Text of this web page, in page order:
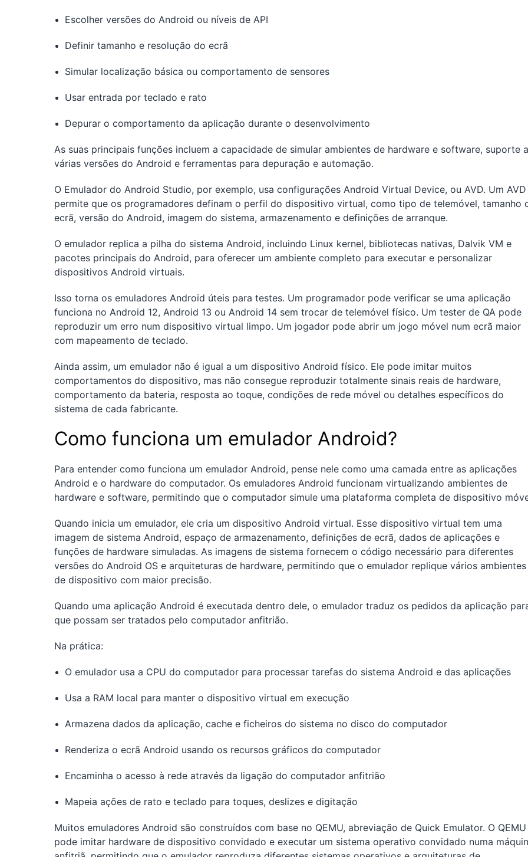
Escolher versões do Android ou níveis de API
Definir tamanho e resolução do ecrã
Simular localização básica ou comportamento de sensores
Usar entrada por teclado e rato
Depurar o comportamento da aplicação durante o desenvolvimento
As suas principais funções incluem a capacidade de simular ambientes de hardware e software, suporte a
várias versões do Android e ferramentas para depuração e automação.
O Emulador do Android Studio, por exemplo, usa configurações Android Virtual Device, ou AVD. Um AVD
permite que os programadores definam o perfil do dispositivo virtual, como tipo de telemóvel, tamanho
ecrã, versão do Android, imagem do sistema, armazenamento e definições de arranque.
O emulador replica a pilha do sistema Android, incluindo Linux kernel, bibliotecas nativas, Dalvik VM e
pacotes principais do Android, para oferecer um ambiente completo para executar e personalizar
dispositivos Android virtuais.
Isso torna os emuladores Android úteis para testes. Um programador pode verificar se uma aplicação
funciona no Android 12, Android 13 ou Android 14 sem trocar de telemóvel físico. Um tester de QA pode
reproduzir um erro num dispositivo virtual limpo. Um jogador pode abrir um jogo móvel num ecrã maior
com mapeamento de teclado.
Ainda assim, um emulador não é igual a um dispositivo Android físico. Ele pode imitar muitos
comportamentos do dispositivo, mas não consegue reproduzir totalmente sinais reais de hardware,
comportamento da bateria, resposta ao toque, condições de rede móvel ou detalhes específicos do
sistema de cada fabricante.
Como funciona um emulador Android?
Para entender como funciona um emulador Android, pense nele como uma camada entre as aplicações
Android e o hardware do computador. Os emuladores Android funcionam virtualizando ambientes de
hardware e software, permitindo que o computador simule uma plataforma completa de dispositivo
Quando inicia um emulador, ele cria um dispositivo Android virtual. Esse dispositivo virtual tem uma
imagem de sistema Android, espaço de armazenamento, definições de ecrã, dados de aplicações e
funções de hardware simuladas. As imagens de sistema fornecem o código necessário para diferentes
versões do Android OS e arquiteturas de hardware, permitindo que o emulador replique vários ambientes
de dispositivo com maior precisão.
Quando uma aplicação Android é executada dentro dele, o emulador traduz os pedidos da aplicação
que possam ser tratados pelo computador anfitrião.
Na prática:
O emulador usa a CPU do computador para processar tarefas do sistema Android e das aplicações
Usa a RAM local para manter o dispositivo virtual em execução
Armazena dados da aplicação, cache e ficheiros do sistema no disco do computador
Renderiza o ecrã Android usando os recursos gráficos do computador
Encaminha o acesso à rede através da ligação do computador anfitrião
Mapeia ações de rato e teclado para toques, deslizes e digitação
Muitos emuladores Android são construídos com base no QEMU, abreviação de Quick Emulator. O QEMU
pode imitar hardware de dispositivo convidado e executar um sistema operativo convidado numa